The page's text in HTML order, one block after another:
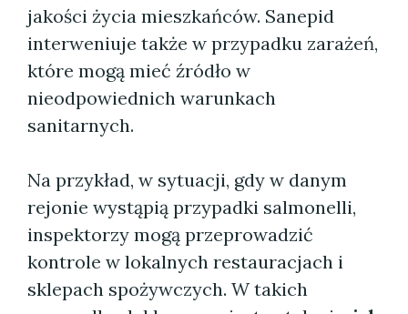
jakości życia mieszkańców. Sanepid
interweniuje także w przypadku zarażeń,
które mogą mieć źródło w
nieodpowiednich warunkach
sanitarnych.
Na przykład, w sytuacji, gdy w danym
rejonie wystąpią przypadki salmonelli,
inspektorzy mogą przeprowadzić
kontrole w lokalnych restauracjach i
sklepach spożywczych. W takich